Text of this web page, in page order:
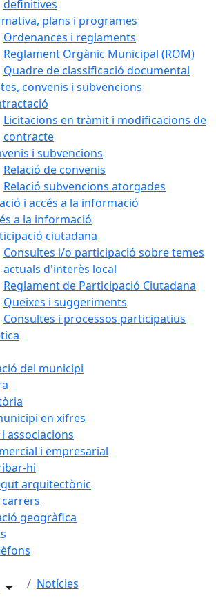
definitives
plans i programes
Ordenances i reglaments
Reglament Orgànic Municipal (ROM)
Quadre de classificació documental
convenis i subvencions
Licitacions en tràmit i modificacions de
contracte
i subvencions
Relació de convenis
Relació subvencions atorgades
i accés a la informació
a la informació
ciutadana
Consultes i/o participació sobre temes
actuals d'interès local
Reglament de Participació Ciutadana
Queixes i suggeriments
Consultes i processos participatius
del municipi
en xifres
associacions
i empresarial
hi
arquitectònic
carrers
geogràfica
Notícies